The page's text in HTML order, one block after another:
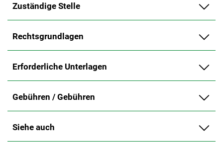
Zuständige Stelle
Rechtsgrundlagen
Erforderliche Unterlagen
Gebühren / Gebühren
Siehe auch